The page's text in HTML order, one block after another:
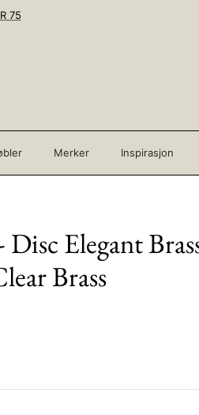
75
Merker Inspirasjon
Elegant
Brass